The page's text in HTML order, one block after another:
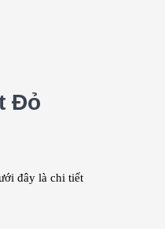
Đỏ
đây là chi tiết